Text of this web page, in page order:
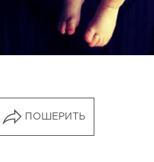
ПОШЕРИТЬ